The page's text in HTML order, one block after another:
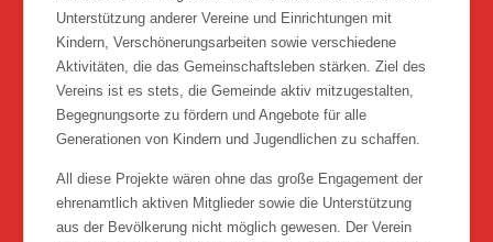
Unterstützung anderer Vereine und Einrichtungen mit
Kindern, Verschönerungsarbeiten sowie verschiedene
Aktivitäten, die das Gemeinschaftsleben stärken. Ziel des
Vereins ist es stets, die Gemeinde aktiv mitzugestalten,
Begegnungsorte zu fördern und Angebote für alle
Generationen von Kindern und Jugendlichen zu schaffen.
All diese Projekte wären ohne das große Engagement der
ehrenamtlich aktiven Mitglieder sowie die Unterstützung
aus der Bevölkerung nicht möglich gewesen. Der Verein